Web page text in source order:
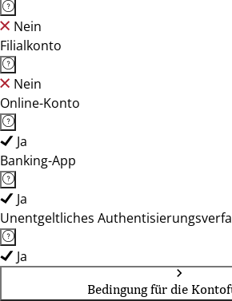
Nein
Filialkonto
Nein
Online-Konto
Ja
Banking-App
Ja
Unentgeltliches
Ja
Bedingung für die